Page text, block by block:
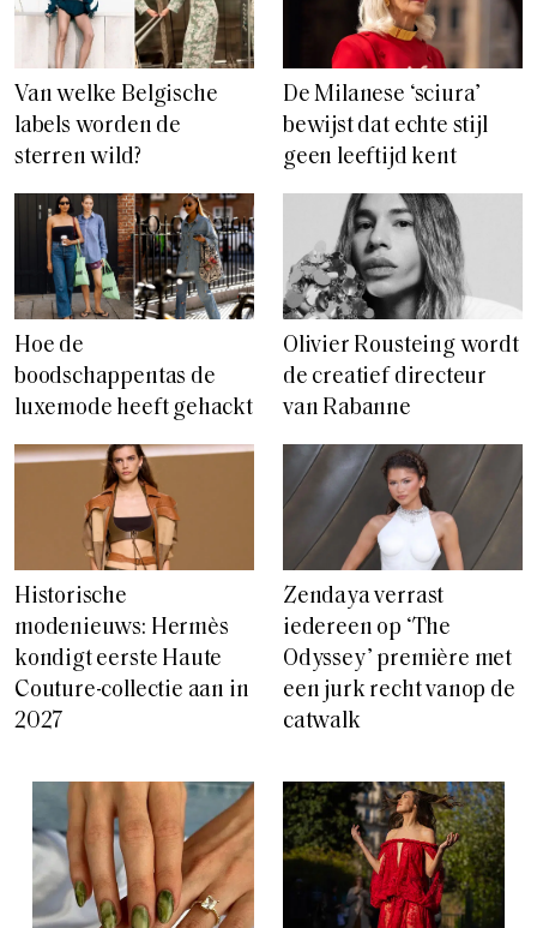
Van welke Belgische
labels worden de
sterren wild?
De Milanese ‘sciura’
bewijst dat echte stijl
geen leeftijd kent
Hoe de
boodschappentas de
luxemode heeft gehackt
Olivier Rousteing wordt
de creatief directeur
van Rabanne
Historische
modenieuws: Hermès
kondigt eerste Haute
Couture-collectie aan in
2027
Zendaya verrast
iedereen op ‘The
Odyssey’ première met
een jurk recht vanop de
catwalk